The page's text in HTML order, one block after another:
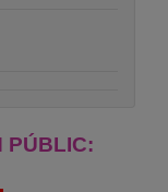
PÚBLIC: